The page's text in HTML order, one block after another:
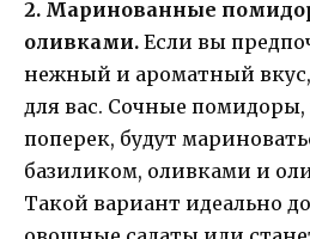
2. Маринованные
оливками. Если вы
нежный и ароматный вкус,
для вас. Сочные
поперек, будут
базиликом, оливками и
Такой вариант идеально